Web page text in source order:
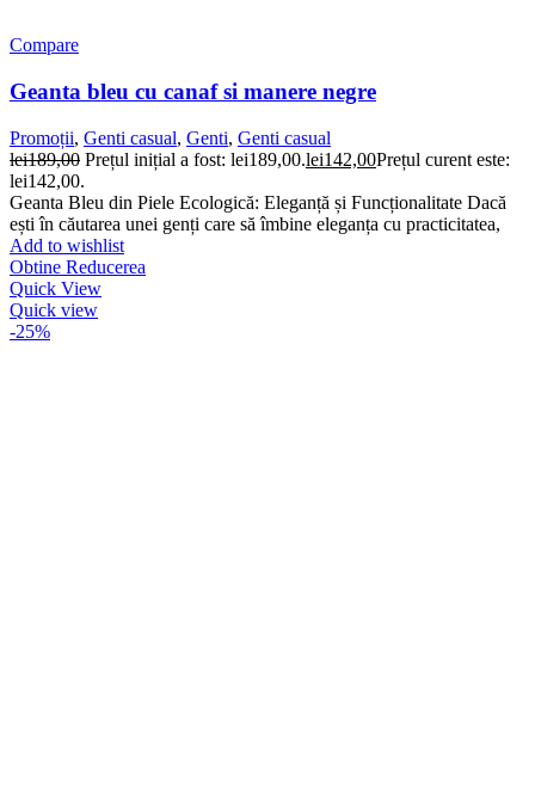
Compare
Geanta bleu cu canaf si manere negre
Promoții, Genti casual, Genti, Genti casual
lei189,00 Prețul inițial a fost: lei189,00.lei142,00Prețul curent este:
lei142,00.
Geanta Bleu din Piele Ecologică: Eleganță și Funcționalitate Dacă
ești în căutarea unei genți care să îmbine eleganța cu practicitatea,
Add to wishlist
Obtine Reducerea
Quick View
Quick view
-25%